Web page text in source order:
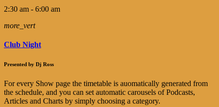
2:30 am - 6:00 am
more_vert
Club Night
Presented by Dj Ross
For every Show page the timetable is auomatically generated from
the schedule, and you can set automatic carousels of Podcasts,
Articles and Charts by simply choosing a category.